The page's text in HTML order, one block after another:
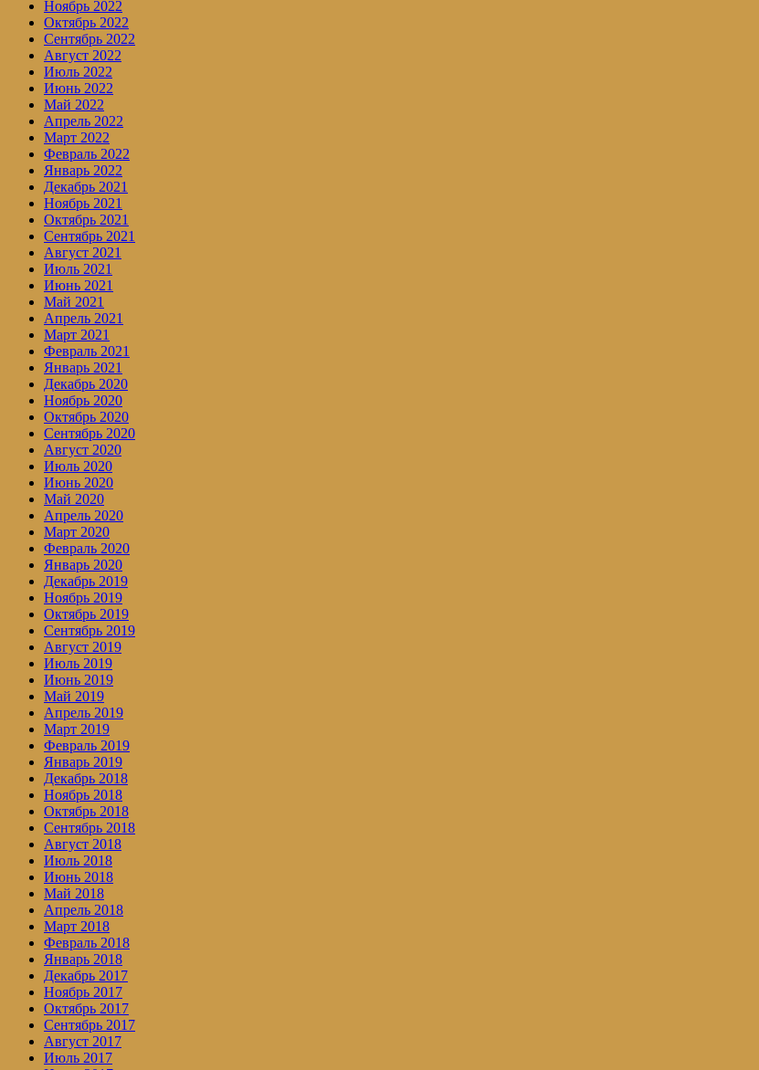
Ноябрь 2022
Октябрь 2022
Сентябрь 2022
Август 2022
Июль 2022
Июнь 2022
Май 2022
Апрель 2022
Март 2022
Февраль 2022
Январь 2022
Декабрь 2021
Ноябрь 2021
Октябрь 2021
Сентябрь 2021
Август 2021
Июль 2021
Июнь 2021
Май 2021
Апрель 2021
Март 2021
Февраль 2021
Январь 2021
Декабрь 2020
Ноябрь 2020
Октябрь 2020
Сентябрь 2020
Август 2020
Июль 2020
Июнь 2020
Май 2020
Апрель 2020
Март 2020
Февраль 2020
Январь 2020
Декабрь 2019
Ноябрь 2019
Октябрь 2019
Сентябрь 2019
Август 2019
Июль 2019
Июнь 2019
Май 2019
Апрель 2019
Март 2019
Февраль 2019
Январь 2019
Декабрь 2018
Ноябрь 2018
Октябрь 2018
Сентябрь 2018
Август 2018
Июль 2018
Июнь 2018
Май 2018
Апрель 2018
Март 2018
Февраль 2018
Январь 2018
Декабрь 2017
Ноябрь 2017
Октябрь 2017
Сентябрь 2017
Август 2017
Июль 2017